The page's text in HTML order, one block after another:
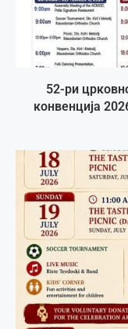
52-ри
конвенција